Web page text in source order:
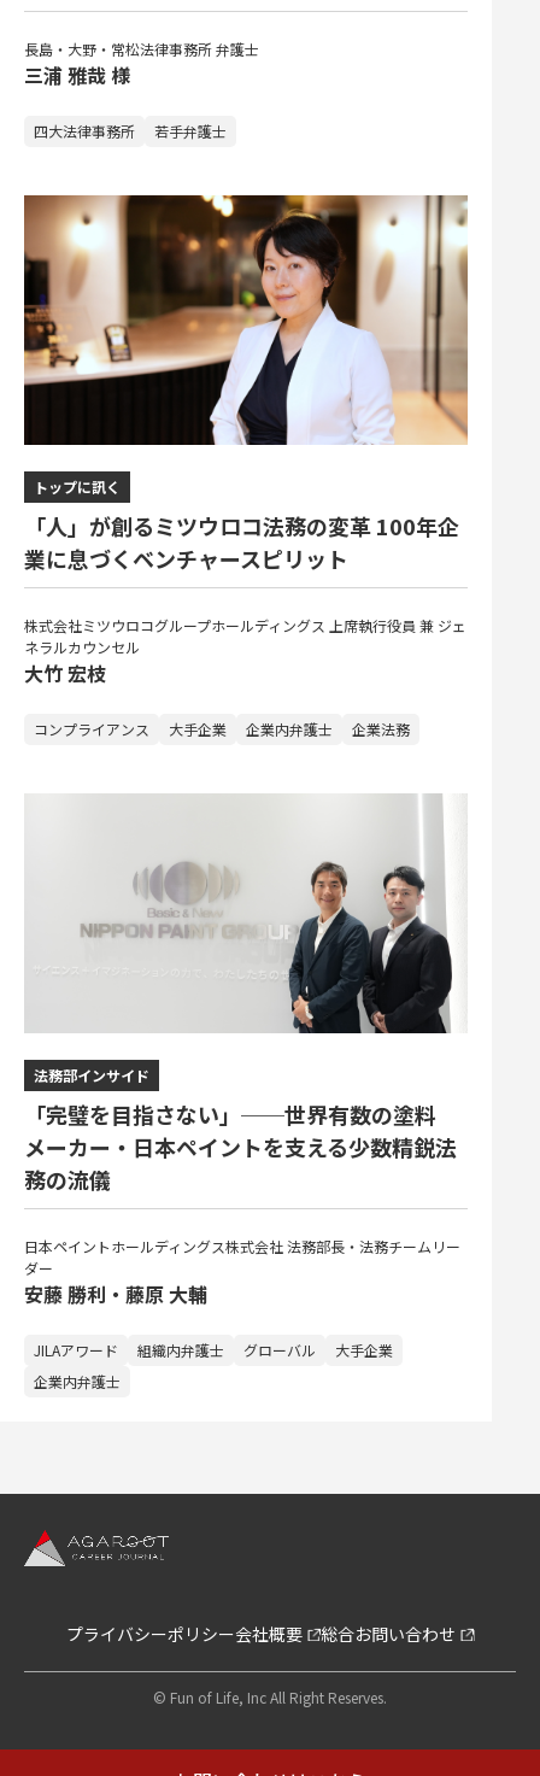
長島・大野・常松法律事務所 弁護士
三浦 雅哉 様
四大法律事務所 若手弁護士
トップに訊く
「人」が創るミツウロコ法務の変革 100年企
業に息づくベンチャースピリット
株式会社ミツウロコグループホールディングス 上席執行役員 兼 ジェ
ネラルカウンセル
大竹 宏枝
コンプライアンス 大手企業 企業内弁護士 企業法務
法務部インサイド
「完璧を目指さない」──世界有数の塗料
メーカー・日本ペイントを支える少数精鋭法
務の流儀
日本ペイントホールディングス株式会社 法務部長・法務チームリー
ダー
安藤 勝利・藤原 大輔
JILAアワード 組織内弁護士 グローバル
大手企業
企業内弁護士
プライバシーポリシー会社概要 総合お問い合わせ
© Fun of Life, Inc All Right Reserves.